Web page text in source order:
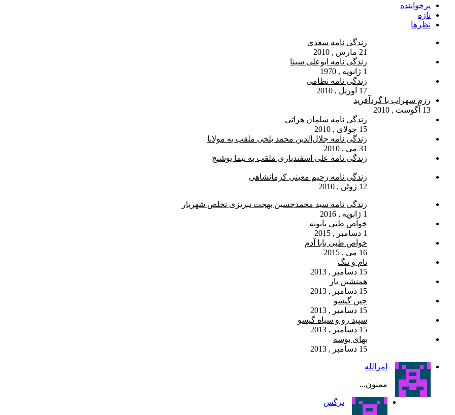
پرخواننده
تازه
نظرها
زندگی نامه سعدی
21 مارس , 2010
زندگی نامه ابوعلی سینا
1 ژانویه , 1970
زندگی نامه نظامی
17 آوریل , 2010
رزم سهراب با گردآفرید
13 آگوست , 2010
زندگی نامه سلمان هراتی
15 جولای , 2010
زندگی نامه جلال‌الدین محمد بلخی ملقب به مولانا
31 می , 2010
زندگی نامه علی اسفندیاری ملقب به نیما یوشیج
زندگی نامه رحیم معینی کرمانشاهی
12 ژوئن , 2010
زندگی نامه سید محمدحسین بهجت تبریزی تخلص شهریار
1 ژانویه , 2016
خواص طبی بابونه
1 دسامبر , 2015
خواص طبی بابا آدم
16 می , 2015
نام و ننگ
15 دسامبر , 2013
همنشین یار
15 دسامبر , 2013
چین گیسو
15 دسامبر , 2013
سپید رو و سیاه گیسو
15 دسامبر , 2013
بهای بوسه
15 دسامبر , 2013
امرالله
ممنون...
نرگس